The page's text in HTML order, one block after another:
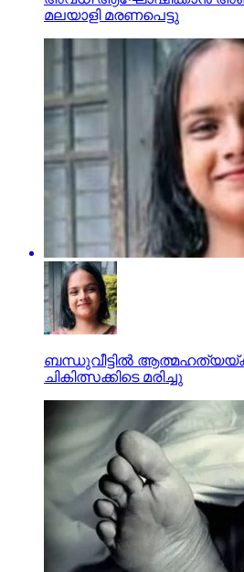
മലയാളി മരണപെട്ടു
ബന്ധുവീട്ടിൽ ആത്മഹത്യയ്ക്ക്
ചികിത്സക്കിടെ മരിച്ചു